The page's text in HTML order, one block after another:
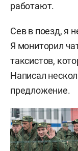
работают.
Сев в поезд, я
Я мониторил
таксистов,
Написал
предложение.